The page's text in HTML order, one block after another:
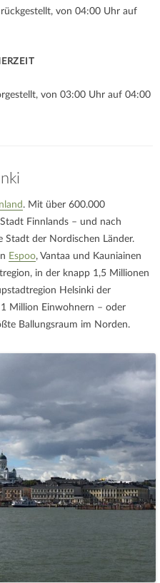
von 04:00 Uhr auf
von 03:00 Uhr auf 04:00
. Mit über 600.000
Finnlands – und nach
der Nordischen Länder.
Espoo, Vantaa und Kauniainen
in der knapp 1,5 Millionen
Helsinki der
Million Einwohnern – oder
Ballungsraum im Norden.